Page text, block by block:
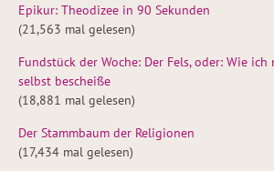
Epikur: Theodizee in 90 Sekunden
(21,563 mal gelesen)
Fundstück der Woche: Der Fels, oder: Wie ich
selbst bescheiße
(18,881 mal gelesen)
Der Stammbaum der Religionen
(17,434 mal gelesen)